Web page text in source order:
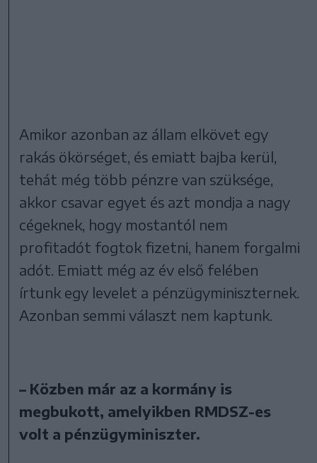
Amikor azonban az állam elkövet egy
rakás ökörséget, és emiatt bajba kerül,
tehát még több pénzre van szüksége,
akkor csavar egyet és azt mondja a nagy
cégeknek, hogy mostantól nem
profitadót fogtok fizetni, hanem forgalmi
adót. Emiatt még az év első felében
írtunk egy levelet a pénzügyminiszternek.
Azonban semmi választ nem kaptunk.
– Közben már az a kormány is
megbukott, amelyikben RMDSZ-es
volt a pénzügyminiszter.